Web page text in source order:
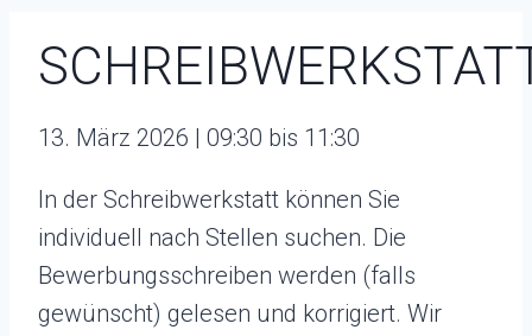
13. März 2026 | 09:30 bis 11:30
In der Schreibwerkstatt können Sie
individuell nach Stellen suchen. Die
Bewerbungsschreiben werden (falls
gewünscht) gelesen und korrigiert. Wir